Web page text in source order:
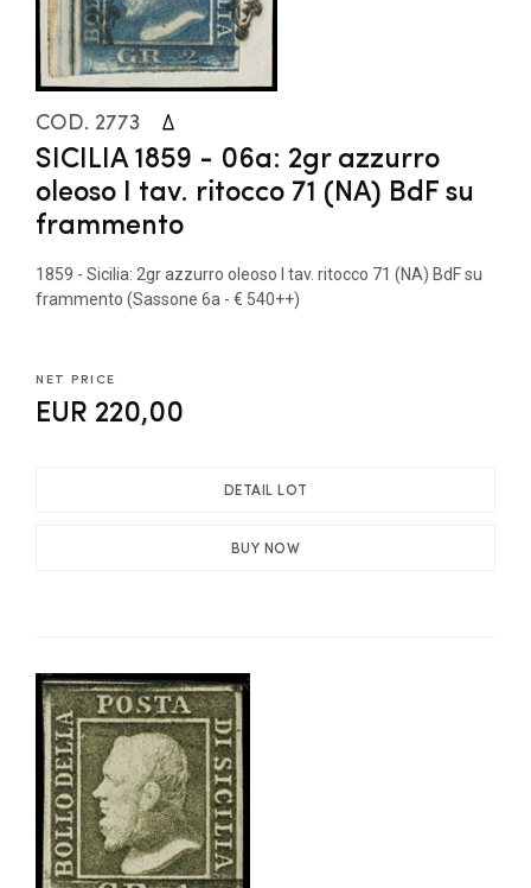
COD. 2773
SICILIA 1859 - 06a: 2gr azzurro
oleoso I tav. ritocco 71 (NA) BdF su
frammento
1859 - Sicilia: 2gr azzurro oleoso I tav. ritocco 71 (NA) BdF su
frammento (Sassone 6a - € 540++)
NET PRICE
EUR 220,00
DETAIL LOT
BUY NOW